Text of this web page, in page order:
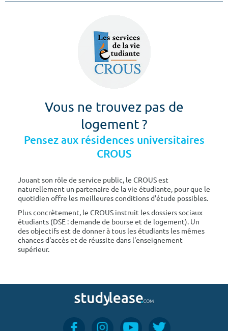
Vous ne trouvez pas de
logement ?
Pensez aux résidences universitaires
CROUS
Jouant son rôle de service public, le CROUS est
naturellement un partenaire de la vie étudiante, pour que le
quotidien offre les meilleures conditions d'étude possibles.
Plus concrètement, le CROUS instruit les dossiers sociaux
étudiants (DSE : demande de bourse et de logement). Un
des objectifs est de donner à tous les étudiants les mêmes
chances d'accès et de réussite dans l'enseignement
supérieur.